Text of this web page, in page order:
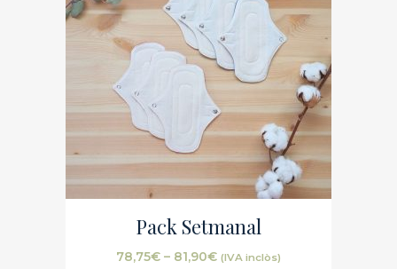
Pack Setmanal
78,75€ – 81,90€ (IVA inclòs)